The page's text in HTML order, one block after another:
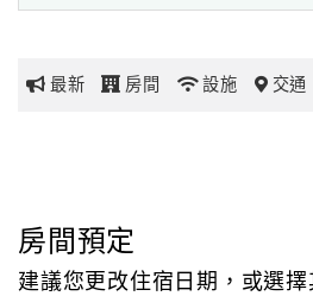
玩
地
圖
最新 房間 設施 交通
房間預定
建議您更改住宿日期，或選擇